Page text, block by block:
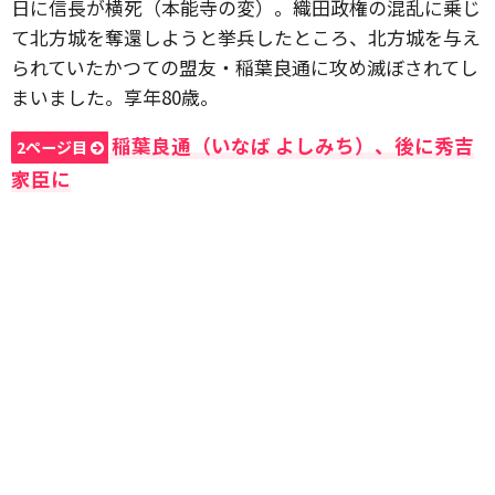
日に信長が横死（本能寺の変）。織田政権の混乱に乗じ
て北方城を奪還しようと挙兵したところ、北方城を与え
られていたかつての盟友・稲葉良通に攻め滅ぼされてし
まいました。享年80歳。
2ページ目
稲葉良通（いなば よしみち）、後に秀吉
家臣に